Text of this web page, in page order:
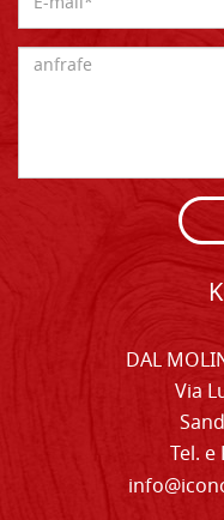
DAL
Via
Tel. e